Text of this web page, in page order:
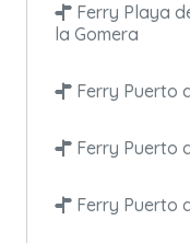
Ferry Playa
la Gomera
Ferry Puerto
Ferry Puerto
Ferry Puerto